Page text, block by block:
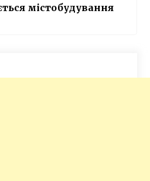
містобудування